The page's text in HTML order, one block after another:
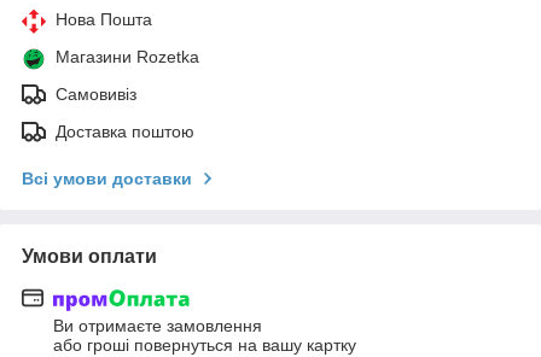
Нова Пошта
Магазини Rozetka
Самовивіз
Доставка поштою
Всі умови доставки
Умови оплати
Ви отримаєте замовлення
або гроші повернуться на вашу картку